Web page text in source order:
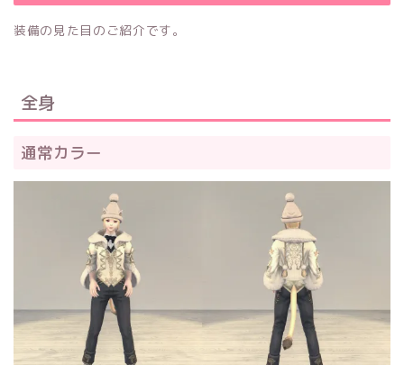
装備の見た目のご紹介です。
全身
通常カラー